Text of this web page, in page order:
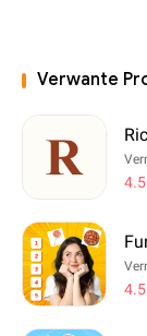
Verwante
4.5
4.5